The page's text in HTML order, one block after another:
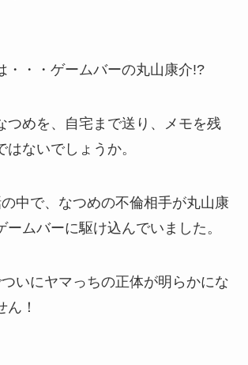
・・・ゲームバーの丸山康介!?
つめを、自宅まで送り、メモを残
はないでしょうか。
中で、なつめの不倫相手が丸山康
ームバーに駆け込んでいました。
いにヤマっちの正体が明らかにな
ん！